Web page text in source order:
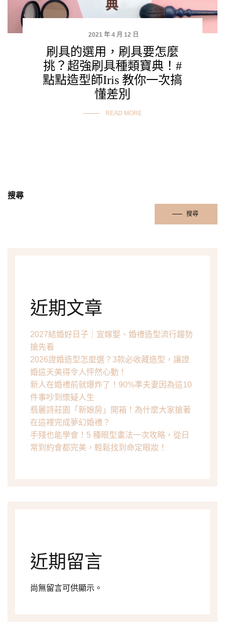
2021 年 4 月 12 日
刷具的選用，刷具要怎麼
挑？超強刷具種類寶典！#
點點造型師Iris 教你一次搞
懂差別
READ MORE
搜尋
搜尋
近期文章
2027結婚好日子｜宜嫁娶、婚禮造型流行趨勢
搶先看
2026證婚造型怎麼選？3款必收藏造型，讓證
婚這天美得令人怦然心動！
新人在婚禮前就爆炸了！90%準夫妻因為這10
件事吵到懷疑人生
翡麗詩莊園「新娘房」開箱！為什麼大家搶著
在這裡完成夢幻婚禮？
手殘也能學會！5 種眼型畫法一次攻略，從日
常到約會都完美，輕鬆找到命定眼妝！
近期留言
尚無留言可供顯示。